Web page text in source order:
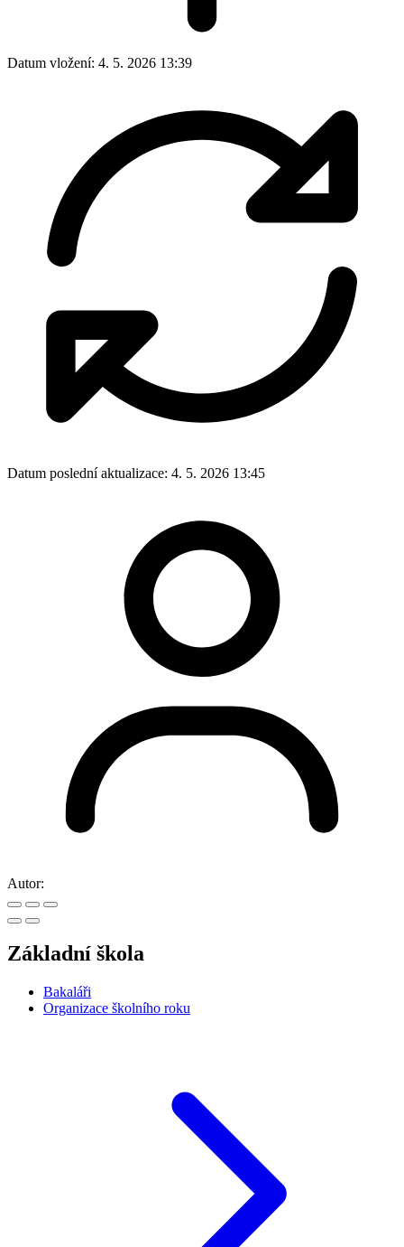
Datum vložení: 4. 5. 2026 13:39
Datum poslední aktualizace: 4. 5. 2026 13:45
Autor:
Základní škola
Bakaláři
Organizace školního roku